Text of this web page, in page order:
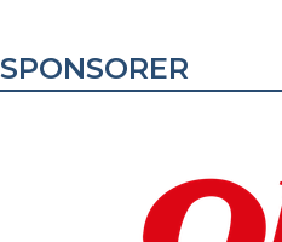
SPONSORER